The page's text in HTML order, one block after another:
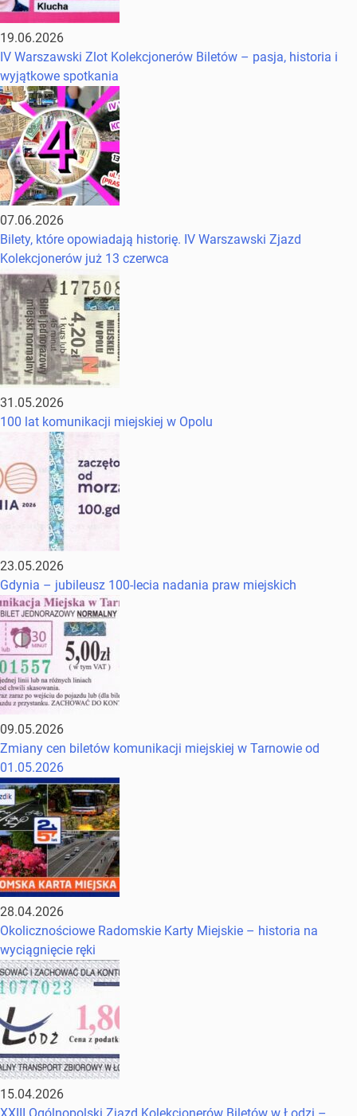
19.06.2026
IV Warszawski Zlot Kolekcjonerów Biletów – pasja, historia i
wyjątkowe spotkania
07.06.2026
Bilety, które opowiadają historię. IV Warszawski Zjazd
Kolekcjonerów już 13 czerwca
31.05.2026
100 lat komunikacji miejskiej w Opolu
23.05.2026
Gdynia – jubileusz 100-lecia nadania praw miejskich
09.05.2026
Zmiany cen biletów komunikacji miejskiej w Tarnowie od
01.05.2026
28.04.2026
Okolicznościowe Radomskie Karty Miejskie – historia na
wyciągnięcie ręki
15.04.2026